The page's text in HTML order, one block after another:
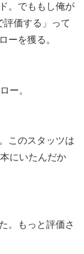
。でももし俺が
評価する」って
ーを獲る。
ー。
このスタッツは
にいたんだか
。もっと評価さ